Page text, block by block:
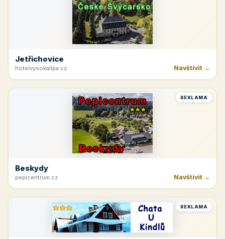
Jetřichovice
hotelvysokalipa.cz Navštívit →
REKLAMA
Beskydy
pepicentrum.cz Navštívit →
REKLAMA